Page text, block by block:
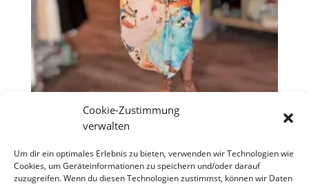
Cookie-Zustimmung
verwalten
Um dir ein optimales Erlebnis zu bieten, verwenden wir Technologien wie
Cookies, um Geräteinformationen zu speichern und/oder darauf
zuzugreifen. Wenn du diesen Technologien zustimmst, können wir Daten
Oversize-Strandkleid
€49,90Ursprünglicher
€35,00Aktueller